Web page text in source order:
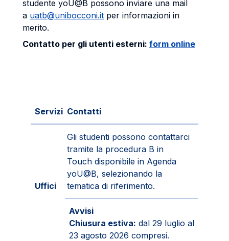
studente yoU@B possono inviare una mail
a uatb@unibocconi.it per informazioni in
merito.
Contatto per gli utenti esterni: form online
Servizi Contatti
Uffici
Gli studenti possono contattarci
tramite la procedura B in
Touch disponibile in Agenda
yoU@B, selezionando la
tematica di riferimento.
Avvisi
Chiusura estiva: dal 29 luglio al
23 agosto 2026 compresi.